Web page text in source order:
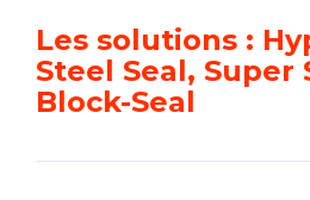
Les solutions :
Steel Seal, Super
Block-Seal